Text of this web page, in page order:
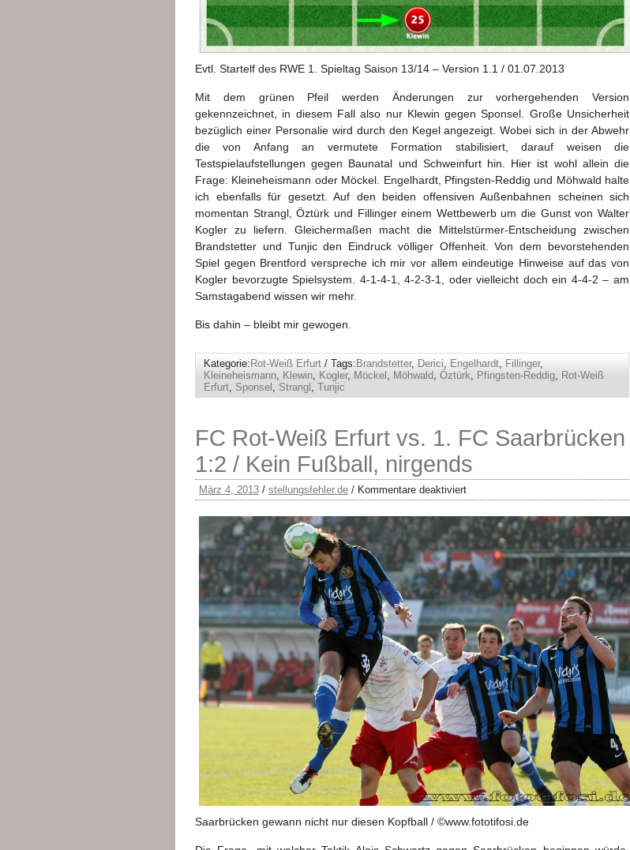
Evtl. Startelf des RWE 1. Spieltag Saison 13/14 – Version 1.1 / 01.07.2013
Mit dem grünen Pfeil werden Änderungen zur vorhergehenden Version
gekennzeichnet, in diesem Fall also nur Klewin gegen Sponsel. Große Unsicherheit
bezüglich einer Personalie wird durch den Kegel angezeigt. Wobei sich in der Abwehr
die von Anfang an vermutete Formation stabilisiert, darauf weisen die
Testspielaufstellungen gegen Baunatal und Schweinfurt hin. Hier ist wohl allein die
Frage: Kleineheismann oder Möckel. Engelhardt, Pfingsten-Reddig und Möhwald halte
ich ebenfalls für gesetzt. Auf den beiden offensiven Außenbahnen scheinen sich
momentan Strangl, Öztürk und Fillinger einem Wettbewerb um die Gunst von Walter
Kogler zu liefern. Gleichermaßen macht die Mittelstürmer-Entscheidung zwischen
Brandstetter und Tunjic den Eindruck völliger Offenheit. Von dem bevorstehenden
Spiel gegen Brentford verspreche ich mir vor allem eindeutige Hinweise auf das von
Kogler bevorzugte Spielsystem. 4-1-4-1, 4-2-3-1, oder vielleicht doch ein 4-4-2 – am
Samstagabend wissen wir mehr.
Bis dahin – bleibt mir gewogen.
Kategorie: Rot-Weiß Erfurt / Tags: Brandstetter, Derici, Engelhardt, Fillinger,
Kleineheismann, Klewin, Kogler, Möckel , Möhwald, Öztürk, Pfingsten-Reddig, Rot-Weiß
Erfurt, Sponsel , Strangl , Tunjic
FC Rot-Weiß Erfurt vs. 1. FC Saarbrücken
1:2 / Kein Fußball, nirgends
März 4, 2013 / stellungsfehler.de / Kommentare deaktiviert
Saarbrücken gewann nicht nur diesen Kopfball / ©www.fototifosi.de